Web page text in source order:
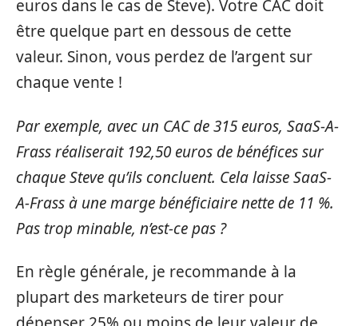
euros dans le cas de Steve). Votre CAC doit
être quelque part en dessous de cette
valeur. Sinon, vous perdez de l’argent sur
chaque vente !
Par exemple, avec un CAC de 315 euros, SaaS-A-
Frass réaliserait 192,50 euros de bénéfices sur
chaque Steve qu’ils concluent. Cela laisse SaaS-
A-Frass à une marge bénéficiaire nette de 11 %.
Pas trop minable, n’est-ce pas ?
En règle générale, je recommande à la
plupart des marketeurs de tirer pour